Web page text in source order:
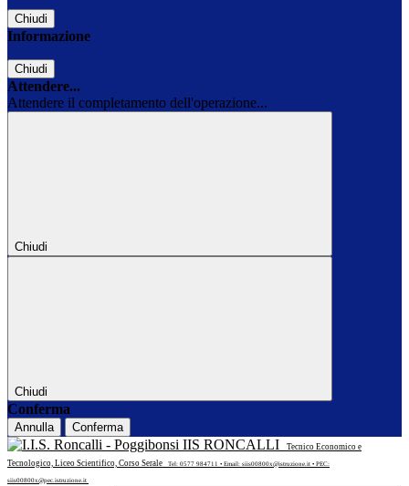
Chiudi
Informazione
Chiudi
Attendere...
Attendere il completamento dell'operazione...
Chiudi
Chiudi
Conferma
Annulla Conferma
IIS RONCALLI
Tecnico Economico e
Tecnologico, Liceo Scientifico, Corso Serale
Tel: 0577 984711 • Email: siis00800x@istruzione.it • PEC:
siis00800x@pec.istruzione.it